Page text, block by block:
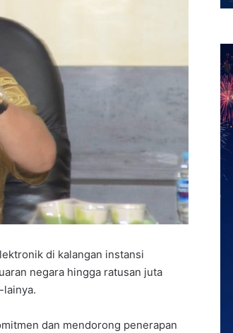
di kalangan instansi
negara hingga ratusan juta
lainya.
dan mendorong penerapan